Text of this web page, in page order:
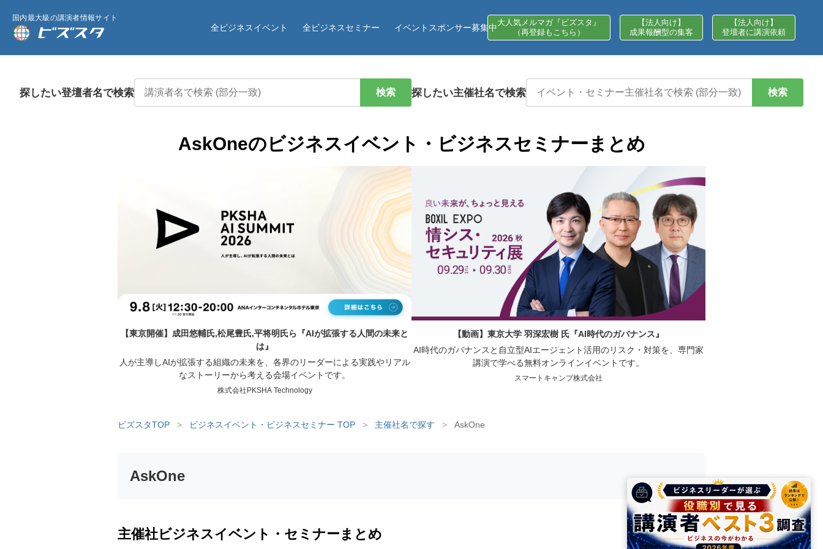
国内最大級の講演者情報サイト
全ビジネスイベント 全ビジネスセミナー イベントスポンサー募集中 大人気メルマガ『ビズスタ』
（再登録もこちら）
【法人向け】
成果報酬型の集客
【法人向け】
登壇者に講演依頼
探したい登壇者名で検索 検索 探したい主催社名で検索 検索
AskOneのビジネスイベント・ビジネスセミナーまとめ
【東京開催】成田悠輔氏,松尾豊氏,平将明氏ら『AIが拡張する人間の未来と
は』
人が主導しAIが拡張する組織の未来を、各界のリーダーによる実践やリアル
なストーリーから考える会場イベントです。
株式会社PKSHA Technology
【動画】東京大学 羽深宏樹 氏『AI時代のガバナンス』
AI時代のガバナンスと自立型AIエージェント活用のリスク・対策を、専門家
講演で学べる無料オンラインイベントです。
スマートキャンプ株式会社
ビズスタTOP > ビジネスイベント・ビジネスセミナー TOP > 主催社名で探す > AskOne
AskOne
主催社ビジネスイベント・セミナーまとめ